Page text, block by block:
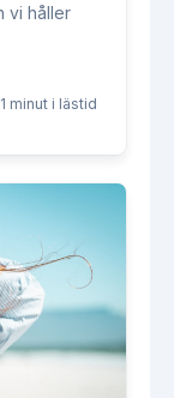
vi håller
minut i lästid